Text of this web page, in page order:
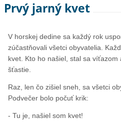
Prvý jarný kvet
V horskej dedine sa každý rok
zúčastňovali všetci obyvatelia.
kvet. Kto ho našiel, stal sa víťazom
šťastie.
Raz, len čo zišiel sneh, sa všetci
Podvečer bolo počuť krik:
- Tu je, našiel som kvet!